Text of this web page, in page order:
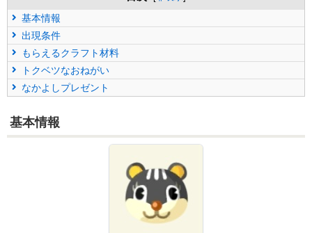
基本情報
出現条件
もらえるクラフト材料
トクベツなおねがい
なかよしプレゼント
基本情報